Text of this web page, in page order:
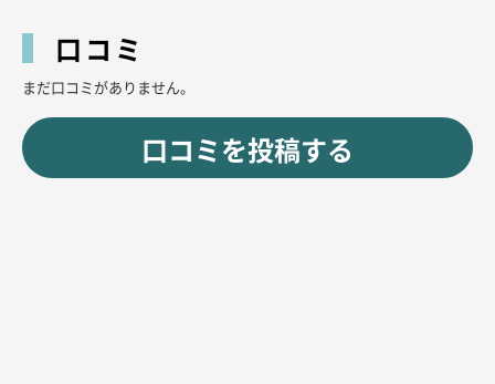
口コミ
まだ口コミがありません。
口コミを投稿する